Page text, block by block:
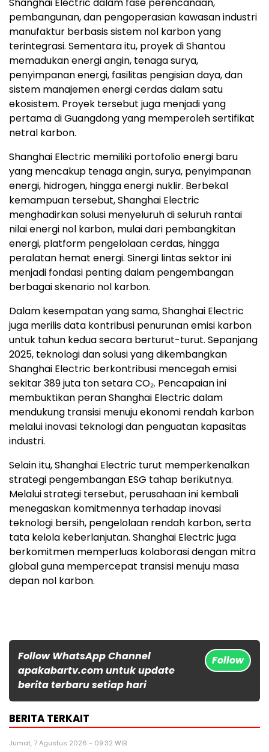
Shanghai Electric dalam fase perencanaan,
pembangunan, dan pengoperasian kawasan industri
manufaktur berbasis sistem nol karbon yang
terintegrasi. Sementara itu, proyek di Shantou
memadukan energi angin, tenaga surya,
penyimpanan energi, fasilitas pengisian daya, dan
sistem manajemen energi cerdas dalam satu
ekosistem. Proyek tersebut juga menjadi yang
pertama di Guangdong yang memperoleh sertifikat
netral karbon.
Shanghai Electric memiliki portofolio energi baru
yang mencakup tenaga angin, surya, penyimpanan
energi, hidrogen, hingga energi nuklir. Berbekal
kemampuan tersebut, Shanghai Electric
menghadirkan solusi menyeluruh di seluruh rantai
nilai energi nol karbon, mulai dari pembangkitan
energi, platform pengelolaan cerdas, hingga
peralatan hemat energi. Sinergi lintas sektor ini
menjadi fondasi penting dalam pengembangan
berbagai skenario nol karbon.
Dalam kesempatan yang sama, Shanghai Electric
juga merilis data kontribusi penurunan emisi karbon
untuk tahun kedua secara berturut-turut. Sepanjang
2025, teknologi dan solusi yang dikembangkan
Shanghai Electric berkontribusi mencegah emisi
sekitar 389 juta ton setara CO₂. Pencapaian ini
membuktikan peran Shanghai Electric dalam
mendukung transisi menuju ekonomi rendah karbon
melalui inovasi teknologi dan penguatan kapasitas
industri.
Selain itu, Shanghai Electric turut memperkenalkan
strategi pengembangan ESG tahap berikutnya.
Melalui strategi tersebut, perusahaan ini kembali
menegaskan komitmennya terhadap inovasi
teknologi bersih, pengelolaan rendah karbon, serta
tata kelola keberlanjutan. Shanghai Electric juga
berkomitmen memperluas kolaborasi dengan mitra
global guna mempercepat transisi menuju masa
depan nol karbon.
Follow WhatsApp Channel
apakabartv.com untuk update
berita terbaru setiap hari
Follow
BERITA TERKAIT
Jumat, 7 Agustus 2026 - 09:32 WIB